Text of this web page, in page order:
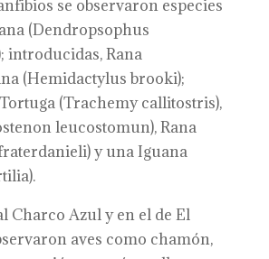
se observaron especies
(Dendropsophus
introducidas, Rana
(Hemidactylus brooki);
(Trachemy callitostris),
leucostomun), Rana
y una Iguana
Charco Azul y en el de El
aves como chamón,